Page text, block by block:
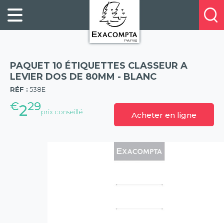
FILING
ORGANISATION
PRESENTATION
BUSINESS
BOOKS
À
PROPOS
NOS
E-
CATALOGUES
POINTS
DE
Profitez
de
réduction
sur
nouvelle
PAQUET 10 ÉTIQUETTES CLASSEUR A
LEVIER DOS DE 80MM - BLANC
RÉF : 538E
€229prix conseillé Acheter en ligne
(57)
Panneau de gestion des cookies